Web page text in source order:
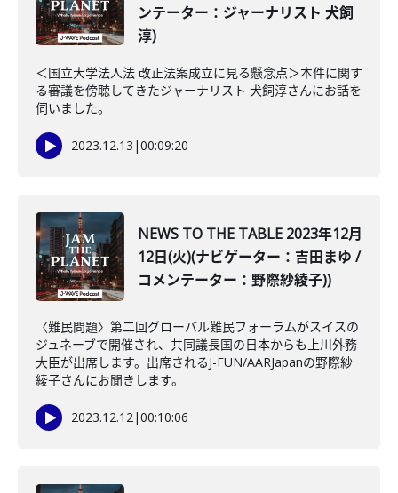
ンテーター：ジャーナリスト 犬飼
淳)
＜国立大学法人法 改正法案成立に見る懸念点＞本件に関す
る審議を傍聴してきたジャーナリスト 犬飼淳さんにお話を
伺いました。
2023.12.13 |00:09:20
NEWS TO THE TABLE 2023年12月
12日(火)(ナビゲーター：吉田まゆ /
コメンテーター：野際紗綾子))
〈難民問題〉第二回グローバル難民フォーラムがスイスの
ジュネーブで開催され、共同議長国の日本からも上川外務
大臣が出席します。出席されるJ-FUN/AARJapanの野際紗
綾子さんにお聞きします。
2023.12.12|00:10:06